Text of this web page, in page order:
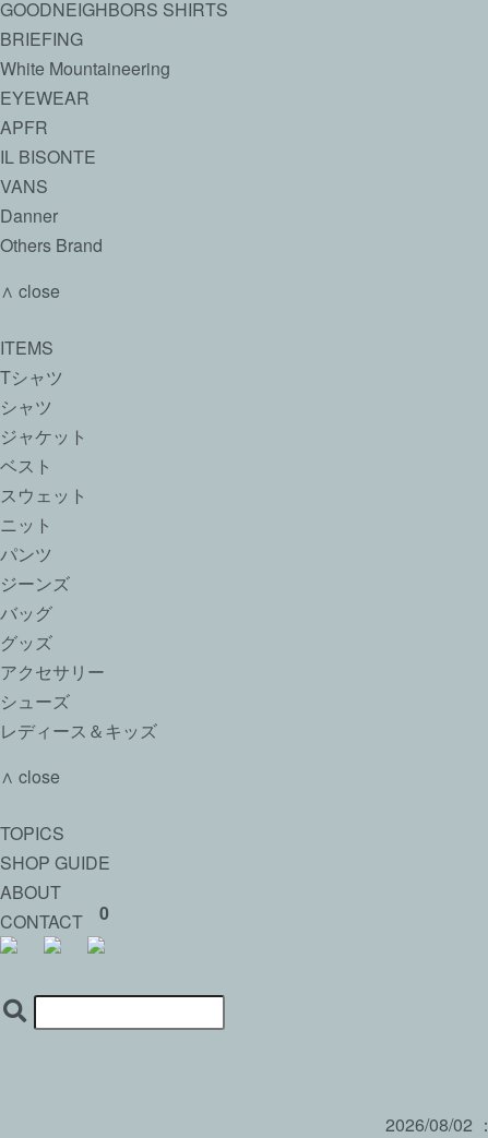
GOODNEIGHBORS SHIRTS
BRIEFING
White Mountaineering
EYEWEAR
APFR
IL BISONTE
VANS
Danner
Others Brand
∧ close
ITEMS
Tシャツ
シャツ
ジャケット
ベスト
スウェット
ニット
パンツ
ジーンズ
バッグ
グッズ
アクセサリー
シューズ
レディース＆キッズ
∧ close
TOPICS
SHOP GUIDE
ABOUT
CONTACT
0
2026/08/02 ：